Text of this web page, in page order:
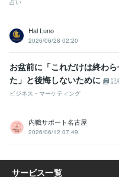
占い
Hal Luno
2026/06/28 02:20
お盆前に「これだけは終わ
た」と後悔しないために
記
ビジネス・マーケティング
内職サポート名古屋
2026/06/12 07:49